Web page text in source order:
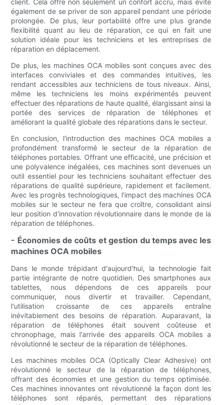
client. Cela offre non seulement un confort accru, mais évite
également de se priver de son appareil pendant une période
prolongée. De plus, leur portabilité offre une plus grande
flexibilité quant au lieu de réparation, ce qui en fait une
solution idéale pour les techniciens et les entreprises de
réparation en déplacement.
De plus, les machines OCA mobiles sont conçues avec des
interfaces conviviales et des commandes intuitives, les
rendant accessibles aux techniciens de tous niveaux. Ainsi,
même les techniciens les moins expérimentés peuvent
effectuer des réparations de haute qualité, élargissant ainsi la
portée des services de réparation de téléphones et
améliorant la qualité globale des réparations dans le secteur.
En conclusion, l'introduction des machines OCA mobiles a
profondément transformé le secteur de la réparation de
téléphones portables. Offrant une efficacité, une précision et
une polyvalence inégalées, ces machines sont devenues un
outil essentiel pour les techniciens souhaitant effectuer des
réparations de qualité supérieure, rapidement et facilement.
Avec les progrès technologiques, l'impact des machines OCA
mobiles sur le secteur ne fera que croître, consolidant ainsi
leur position d'innovation révolutionnaire dans le monde de la
réparation de téléphones.
- Économies de coûts et gestion du temps avec les
machines OCA mobiles
Dans le monde trépidant d'aujourd'hui, la technologie fait
partie intégrante de notre quotidien. Des smartphones aux
tablettes, nous dépendons de ces appareils pour
communiquer, nous divertir et travailler. Cependant,
l'utilisation croissante de ces appareils entraîne
inévitablement des besoins de réparation. Auparavant, la
réparation de téléphones était souvent coûteuse et
chronophage, mais l'arrivée des appareils OCA mobiles a
révolutionné le secteur de la réparation de téléphones.
Les machines mobiles OCA (Optically Clear Adhesive) ont
révolutionné le secteur de la réparation de téléphones,
offrant des économies et une gestion du temps optimisée.
Ces machines innovantes ont révolutionné la façon dont les
téléphones sont réparés, permettant des réparations